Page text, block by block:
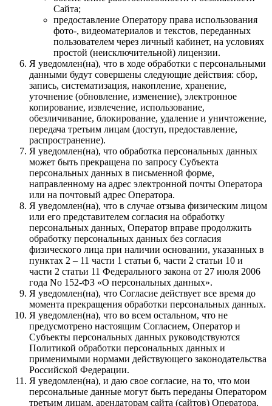
Сайта;
предоставление Оператору права использования
фото-, видеоматериалов и текстов, переданных
пользователем через личный кабинет, на условиях
простой (неисключительной) лицензии.
Я уведомлен(на), что в ходе обработки с персональными
данными будут совершены следующие действия: сбор,
запись, систематизация, накопление, хранение,
уточнение (обновление, изменение), электронное
копирование, извлечение, использование,
обезличивание, блокирование, удаление и уничтожение,
передача третьим лицам (доступ, предоставление,
распространение).
Я уведомлен(на), что обработка персональных данных
может быть прекращена по запросу Субъекта
персональных данных в письменной форме,
направленному на адрес электронной почты Оператора
или на почтовый адрес Оператора.
Я уведомлен(на), что в случае отзыва физическим лицом
или его представителем согласия на обработку
персональных данных, Оператор вправе продолжить
обработку персональных данных без согласия
физического лица при наличии основании, указанных в
пунктах 2 – 11 части 1 статьи 6, части 2 статьи 10 и
части 2 статьи 11 Федерального закона от 27 июля 2006
года No 152-ФЗ «О персональных данных».
Я уведомлен(на), что Согласие действует все время до
момента прекращения обработки персональных данных.
Я уведомлен(на), что во всем остальном, что не
предусмотрено настоящим Согласием, Оператор и
Субъекты персональных данных руководствуются
Политикой обработки персональных данных и
применимыми нормами действующего законодательства
Российской Федерации.
Я уведомлен(на), и даю свое согласие, на то, что мои
персональные данные могут быть переданы Оператором
третьим лицам, арендаторам сайта (сайтов) Оператора,